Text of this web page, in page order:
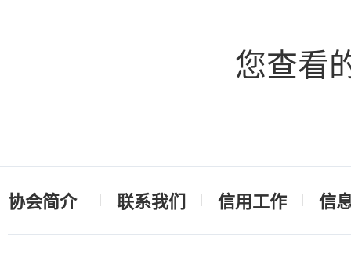
您查看
协会简介 联系我们 信用工作 信